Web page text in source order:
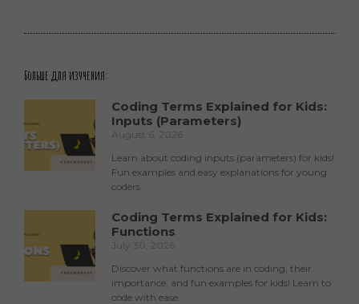
Больше для изучения:
Coding Terms Explained for Kids:
Inputs (Parameters)
August 6, 2026
Learn about coding inputs (parameters) for kids!
Fun examples and easy explanations for young
coders.
Coding Terms Explained for Kids:
Functions
July 30, 2026
Discover what functions are in coding, their
importance, and fun examples for kids! Learn to
code with ease.